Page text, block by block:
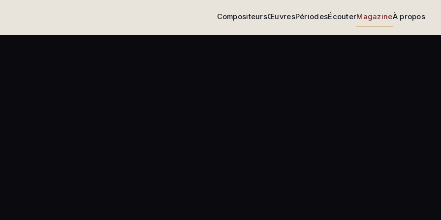
CompositeursŒuvresPériodesÉcouterMagazineÀ propos